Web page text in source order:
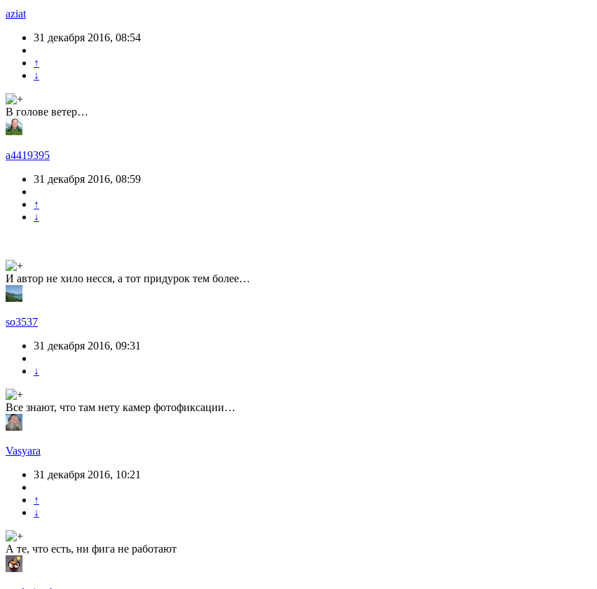
aziat
31 декабря 2016, 08:54
↑
↓
В голове ветер…
a4419395
31 декабря 2016, 08:59
↑
↓
И автор не хило несся, а тот придурок тем более…
so3537
31 декабря 2016, 09:31
↓
Все знают, что там нету камер фотофиксации…
Vasyara
31 декабря 2016, 10:21
↑
↓
А те, что есть, ни фига не работают